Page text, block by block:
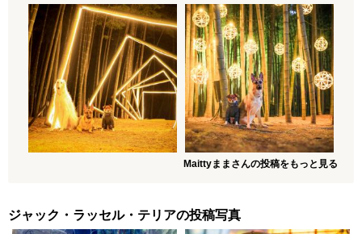
Maittyままさんの投稿をもっと見る
ジャック・ラッセル・テリアの投稿写真